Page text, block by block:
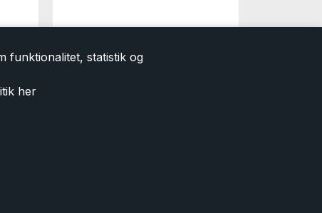
funktionalitet, statistik og
her